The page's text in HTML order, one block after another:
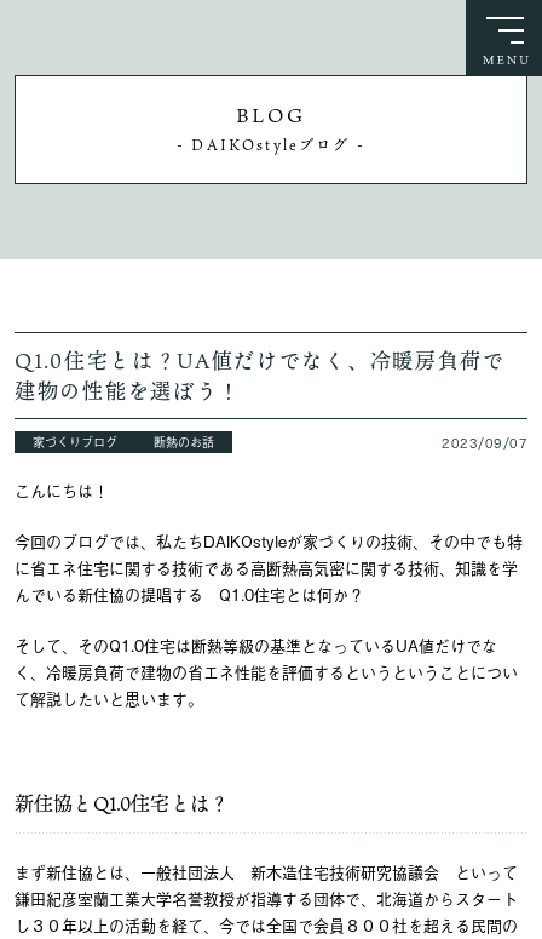
BLOG
- DAIKOstyleブログ -
Q1.0住宅とは？UA値だけでなく、冷暖房負荷で
建物の性能を選ぼう！
家づくりブログ 断熱のお話 2023/09/07
こんにちは！
今回のブログでは、私たちDAIKOstyleが家づくりの技術、その中でも特
に省エネ住宅に関する技術である高断熱高気密に関する技術、知識を学
んでいる新住協の提唱する Q1.0住宅とは何か？
そして、そのQ1.0住宅は断熱等級の基準となっているUA値だけでな
く、冷暖房負荷で建物の省エネ性能を評価するというということについ
て解説したいと思います。
新住協とQ1.0住宅とは？
まず新住協とは、一般社団法人 新木造住宅技術研究協議会 といって
鎌田紀彦室蘭工業大学名誉教授が指導する団体で、北海道からスタート
し３０年以上の活動を経て、今では全国で会員８００社を超える民間の